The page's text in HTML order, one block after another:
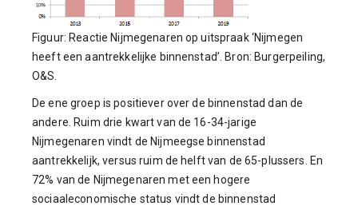
Figuur: Reactie Nijmegenaren op uitspraak ‘Nijmegen
heeft een aantrekkelijke binnenstad’. Bron: Burgerpeiling,
O&S.
De ene groep is positiever over de binnenstad dan de
andere. Ruim drie kwart van de 16-34-jarige
Nijmegenaren vindt de Nijmeegse binnenstad
aantrekkelijk, versus ruim de helft van de 65-plussers. En
72% van de Nijmegenaren met een hogere
sociaaleconomische status vindt de binnenstad